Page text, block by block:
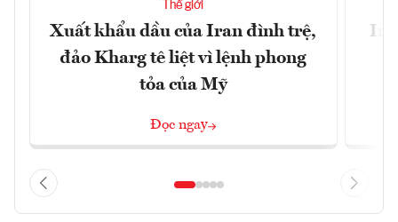
Thế giới
Xuất khẩu dầu của Iran đình trệ,
đảo Kharg tê liệt vì lệnh phong
tỏa của Mỹ
Đọc ngay